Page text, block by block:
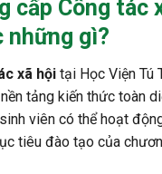
cấp Công tác
những gì?
xã hội tại Học Viện Tú
tảng kiến thức toàn
viên có thể hoạt
tiêu đào tạo của